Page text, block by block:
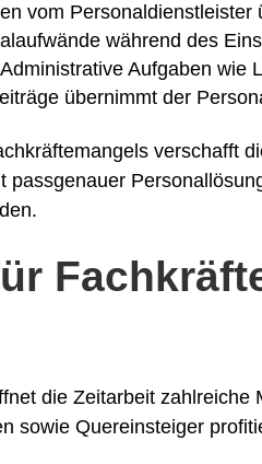
vom Personaldienstleister
während des
Administrative Aufgaben wie
übernimmt der
verschafft
passgenauer
die Zeitarbeit zahlreiche
sowie Quereinsteiger